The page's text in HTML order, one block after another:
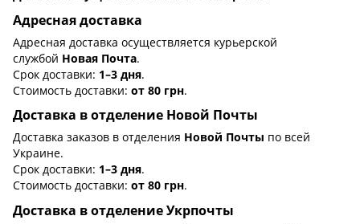
Адресная доставка
Адресная доставка осуществляется курьерской
службой Новая Почта.
Срок доставки: 1–3 дня.
Стоимость доставки: от 80 грн.
Доставка в отделение Новой Почты
Доставка заказов в отделения Новой Почты по всей
Украине.
Срок доставки: 1–3 дня.
Стоимость доставки: от 80 грн.
Доставка в отделение Укрпочты